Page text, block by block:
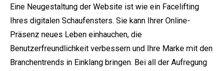
Eine Neugestaltung der Website ist wie ein Facelifting
Ihres digitalen Schaufensters. Sie kann Ihrer Online-
Präsenz neues Leben einhauchen, die
Benutzerfreundlichkeit verbessern und Ihre Marke mit den
Branchentrends in Einklang bringen. Bei all der Aufregung